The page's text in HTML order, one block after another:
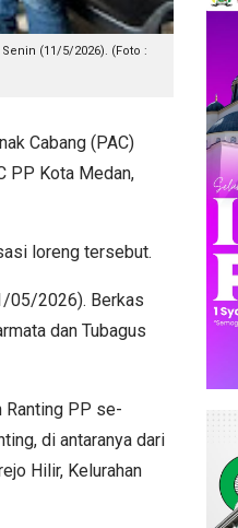
(11/5/2026). (Foto :
Cabang (PAC)
PP Kota Medan,
loreng tersebut.
05/2026). Berkas
dan Tubagus
Ranting PP se-
di antaranya dari
Hilir, Kelurahan